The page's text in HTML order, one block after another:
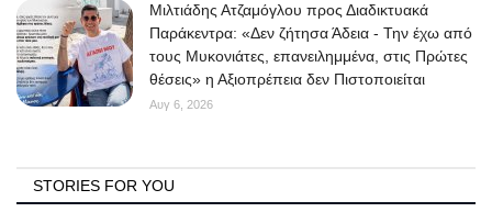
Μιλτιάδης Ατζαμόγλου προς Διαδικτυακά
Παράκεντρα: «Δεν ζήτησα Άδεια - Την έχω από
τους Μυκονιάτες, επανειλημμένα, στις Πρώτες
θέσεις» η Αξιοπρέπεια δεν Πιστοποιείται
Αυγ 6, 2026
STORIES FOR YOU